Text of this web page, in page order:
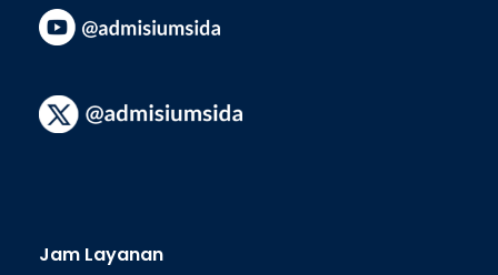
Jam Layanan